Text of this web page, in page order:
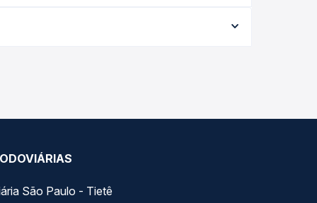
melhor oferta para o seu roteiro.
São Paulo - Tietê